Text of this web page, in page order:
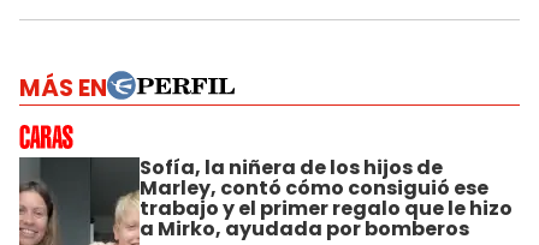
MÁS EN
Sofía, la niñera de los hijos de
Marley, contó cómo consiguió ese
trabajo y el primer regalo que le hizo
a Mirko, ayudada por bomberos